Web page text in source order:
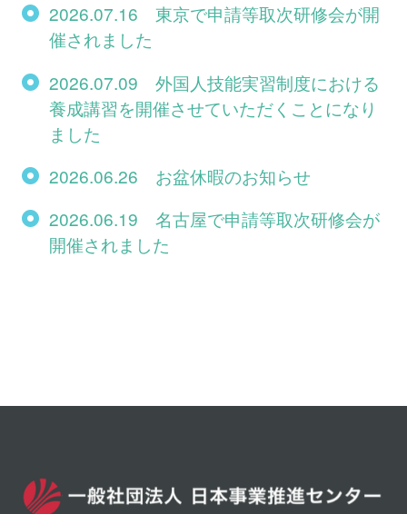
2026.07.16 東京で申請等取次研修会が開
催されました
2026.07.09 外国人技能実習制度における
養成講習を開催させていただくことになり
ました
2026.06.26 お盆休暇のお知らせ
2026.06.19 名古屋で申請等取次研修会が
開催されました